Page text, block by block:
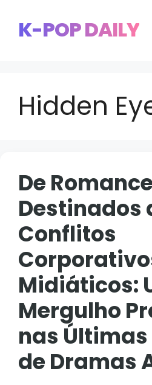
paraK-POP DAILY
Hidden
De
Destinados
Conflitos
Midiáticos:
Mergulho
nas
de Dramas